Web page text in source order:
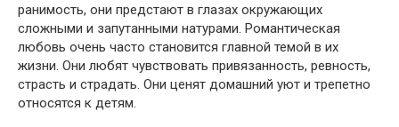
ранимость, они предстают в глазах окружающих
сложными и запутанными натурами. Романтическая
любовь очень часто становится главной темой в их
жизни. Они любят чувствовать привязанность, ревность,
страсть и страдать. Они ценят домашний уют и трепетно
относятся к детям.